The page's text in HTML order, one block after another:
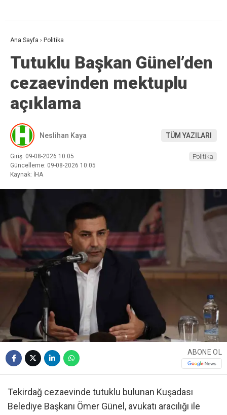
Ana Sayfa › Politika
Tutuklu Başkan Günel’den
cezaevinden mektuplu
açıklama
Neslihan Kaya TÜM YAZILARI
Giriş: 09-08-2026 10:05
Güncelleme: 09-08-2026 10:05
Kaynak: İHA
Politika
ABONE OL
Tekirdağ cezaevinde tutuklu bulunan Kuşadası
Belediye Başkanı Ömer Günel, avukatı aracılığı ile